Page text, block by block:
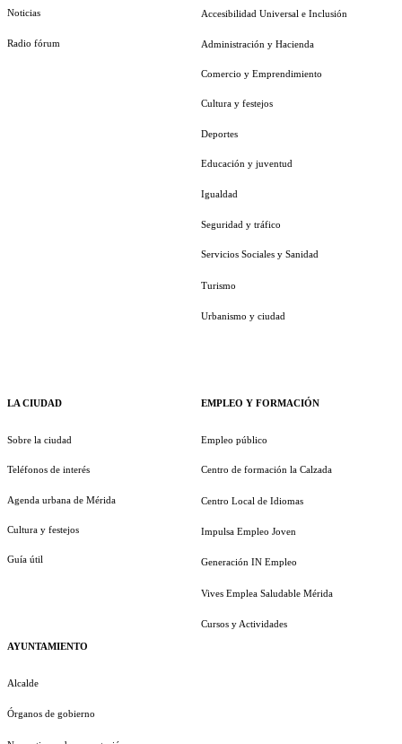
Noticias
Radio fórum
LA CIUDAD
Sobre la ciudad
Teléfonos de interés
Agenda urbana de Mérida
Cultura y festejos
Guía útil
AYUNTAMIENTO
Alcalde
Órganos de gobierno
Accesibilidad Universal e Inclusión
Administración y Hacienda
Comercio y Emprendimiento
Cultura y festejos
Deportes
Educación y juventud
Igualdad
Seguridad y tráfico
Servicios Sociales y Sanidad
Turismo
Urbanismo y ciudad
EMPLEO Y FORMACIÓN
Empleo público
Centro de formación la Calzada
Centro Local de Idiomas
Impulsa Empleo Joven
Generación IN Empleo
Vives Emplea Saludable Mérida
Cursos y Actividades